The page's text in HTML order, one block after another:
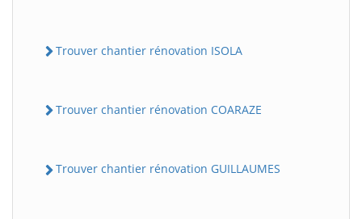
Trouver chantier rénovation ISOLA
Trouver chantier rénovation COARAZE
Trouver chantier rénovation GUILLAUMES